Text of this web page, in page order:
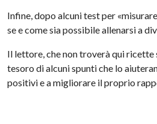
Infine, dopo alcuni test per
se e come sia possibile allenarsi a
Il lettore, che non troverà qui
tesoro di alcuni spunti che lo
positivi e a migliorare il proprio